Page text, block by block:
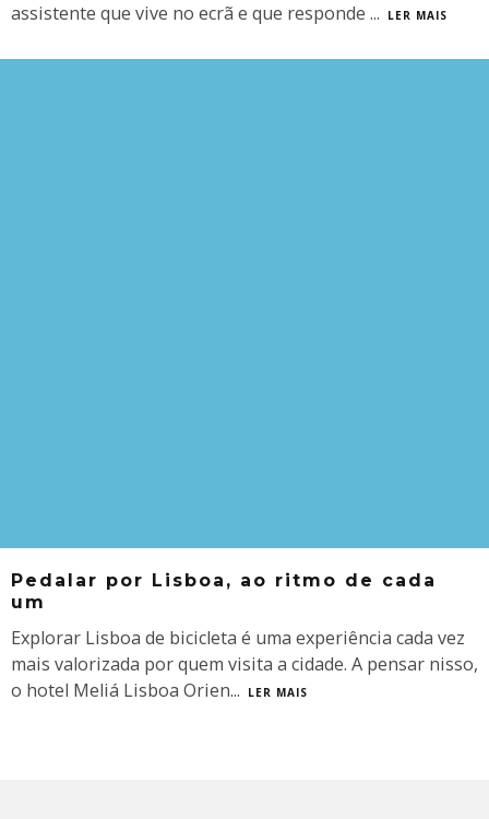
assistente que vive no ecrã e que responde ... LER MAIS
Pedalar por Lisboa, ao ritmo de cada
um
Explorar Lisboa de bicicleta é uma experiência cada vez
mais valorizada por quem visita a cidade. A pensar nisso,
o hotel Meliá Lisboa Orien... LER MAIS